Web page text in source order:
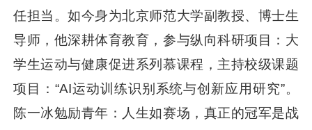
任担当。如今身为北京师范大学副教授、博士生
导师，他深耕体育教育，参与纵向科研项目：大
学生运动与健康促进系列慕课程，主持校级课题
项目：“AI运动训练识别系统与创新应用研究”。
陈一冰勉励青年：人生如赛场，真正的冠军是战